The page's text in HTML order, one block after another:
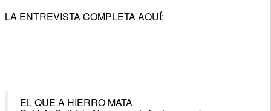
LA ENTREVISTA COMPLETA AQUÍ:
EL QUE A HIERRO MATA